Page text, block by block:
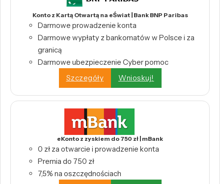
Konto z Kartą Otwartą na eŚwiat | Bank BNP Paribas
Darmowe prowadzenie konta
Darmowe wypłaty z bankomatów w Polsce i za
granicą
Darmowe ubezpieczenie Cyber pomoc
Szczegóły
Wnioskuj!
eKonto z zyskiem do 750 zł | mBank
0 zł za otwarcie i prowadzenie konta
Premia do 750 zł
7,5% na oszczędnościach